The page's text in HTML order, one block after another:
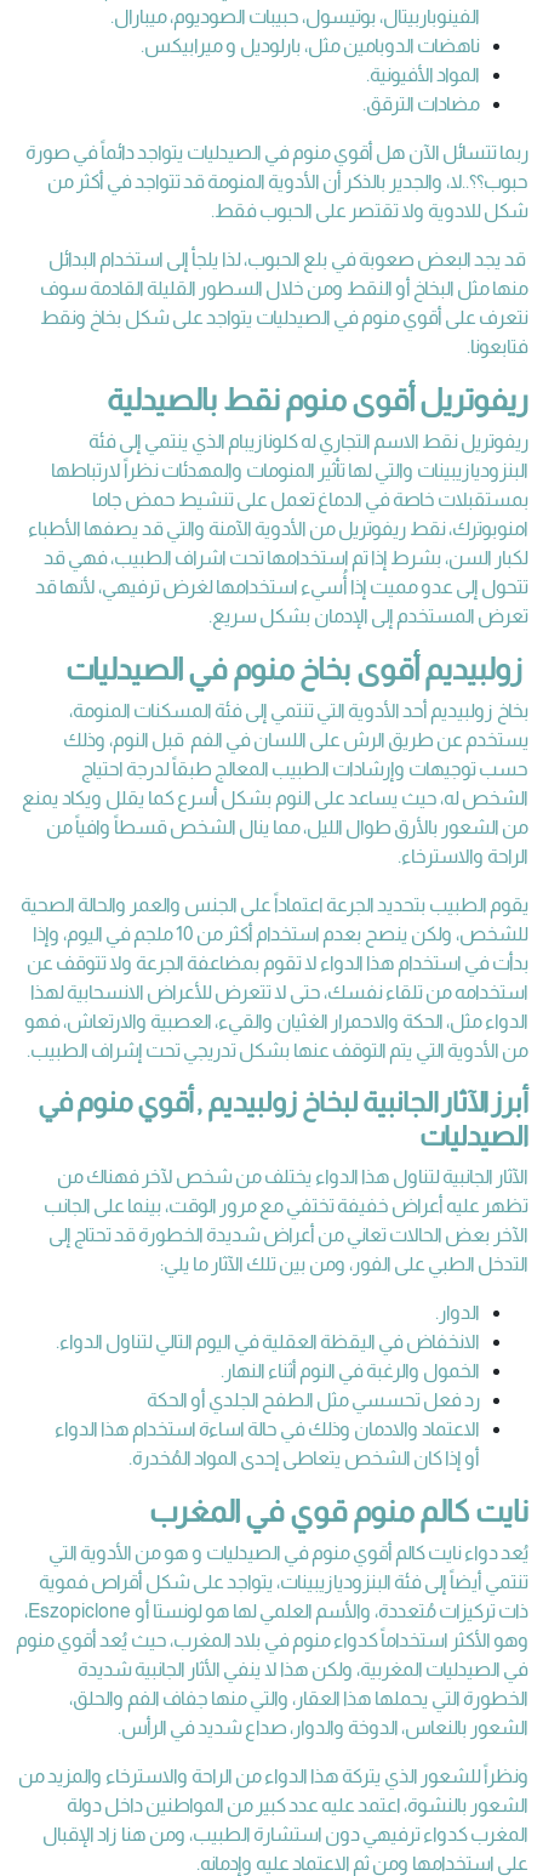
الفينوباربيتال، بوتيسول، حبيبات الصوديوم، ميبارال.
ناهضات الدوبامين مثل، بارلوديل و ميرابيكس.
المواد الأفيونية.
مضادات الترقق.
ربما تتسائل الآن هل أقوي منوم في الصيدليات يتواجد دائماً في صورة
حبوب؟؟..لا، والجدير بالذكر أن الأدوية المنومة قد تتواجد في أكثر من
شكل للادوية ولا تقتصر على الحبوب فقط.
قد يجد البعض صعوبة في بلع الحبوب، لذا يلجأ إلى استخدام البدائل
منها مثل البخاخ أو النقط ومن خلال السطور القليلة القادمة سوف
نتعرف على أقوي منوم في الصيدليات يتواجد على شكل بخاخ ونقط
فتابعونا.
ريفوتريل أقوى منوم نقط بالصيدلية
ريفوتريل نقط الاسم التجاري له كلونازيبام الذي ينتمي إلى فئة
البنزوديازيبينات والتي لها تأثير المنومات والمهدئات نظراً لارتباطها
بمستقبلات خاصة في الدماغ تعمل على تنشيط حمض جاما
امنوبوترك، نقط ريفوتريل من الأدوية الآمنة والتي قد يصفها الأطباء
لكبار السن، بشرط إذا تم استخدامها تحت اشراف الطبيب، فهي قد
تتحول إلى عدو مميت إذا أُسيء استخدامها لغرض ترفيهي، لأنها قد
تعرض المستخدم إلى الإدمان بشكل سريع.
زولبيديم أقوى بخاخ منوم في الصيدليات
بخاخ زولبيديم أحد الأدوية التي تنتمي إلى فئة المسكنات المنومة،
يستخدم عن طريق الرش على اللسان في الفم قبل النوم، وذلك
حسب توجيهات وإرشادات الطبيب المعالج طبقاً لدرجة احتياج
الشخص له، حيث يساعد على النوم بشكل أسرع كما يقلل ويكاد يمنع
من الشعور بالأرق طوال الليل، مما ينال الشخص قسطاً وافياً من
الراحة والاسترخاء.
يقوم الطبيب بتحديد الجرعة اعتماداً على الجنس والعمر والحالة الصحية
للشخص، ولكن ينصح بعدم استخدام أكثر من 10 ملجم في اليوم، وإذا
بدأت في استخدام هذا الدواء لا تقوم بمضاعفة الجرعة ولا تتوقف عن
استخدامه من تلقاء نفسك، حتى لا تتعرض للأعراض الانسحابية لهذا
الدواء مثل، الحكة والاحمرار الغثيان والقيء، العصبية والارتعاش، فهو
من الأدوية التي يتم التوقف عنها بشكل تدريجي تحت إشراف الطبيب.
أبرز الآثار الجانبية لبخاخ زولبيديم , أقوي منوم في
الصيدليات
الآثار الجانبية لتناول هذا الدواء يختلف من شخص لآخر فهناك من
تظهر عليه أعراض خفيفة تختفي مع مرور الوقت، بينما على الجانب
الآخر بعض الحالات تعاني من أعراض شديدة الخطورة قد تحتاج إلى
التدخل الطبي على الفور، ومن بين تلك الآثار ما يلي:
الدوار.
الانخفاض في اليقظة العقلية في اليوم التالي لتناول الدواء.
الخمول والرغبة في النوم أثناء النهار.
رد فعل تحسسي مثل الطفح الجلدي أو الحكة
الاعتماد والادمان وذلك في حالة اساءة استخدام هذا الدواء
أو إذا كان الشخص يتعاطى إحدى المواد المُخدرة.
نايت كالم منوم قوي في المغرب
يُعد دواء نايت كالم أقوي منوم في الصيدليات و هو من الأدوية التي
تنتمي أيضاً إلى فئة البنزوديازيبينات، يتواجد على شكل أقراص فموية
ذات تركيزات مُتعددة، والأسم العلمي لها هو لونستا أو Eszopiclone،
وهو الأكثر استخداماً كدواء منوم في بلاد المغرب، حيث يُعد أقوي منوم
في الصيدليات المغربية، ولكن هذا لا ينفي الأثار الجانبية شديدة
الخطورة التي يحملها هذا العقار، والتي منها جفاف الفم والحلق،
الشعور بالنعاس، الدوخة والدوار، صداع شديد في الرأس.
ونظراً للشعور الذي يتركة هذا الدواء من الراحة والاسترخاء والمزيد من
الشعور بالنشوة، اعتمد عليه عدد كبير من المواطنين داخل دولة
المغرب كدواء ترفيهي دون استشارة الطبيب، ومن هنا زاد الإقبال
على استخدامها ومن ثم الاعتماد عليه وإدمانه.